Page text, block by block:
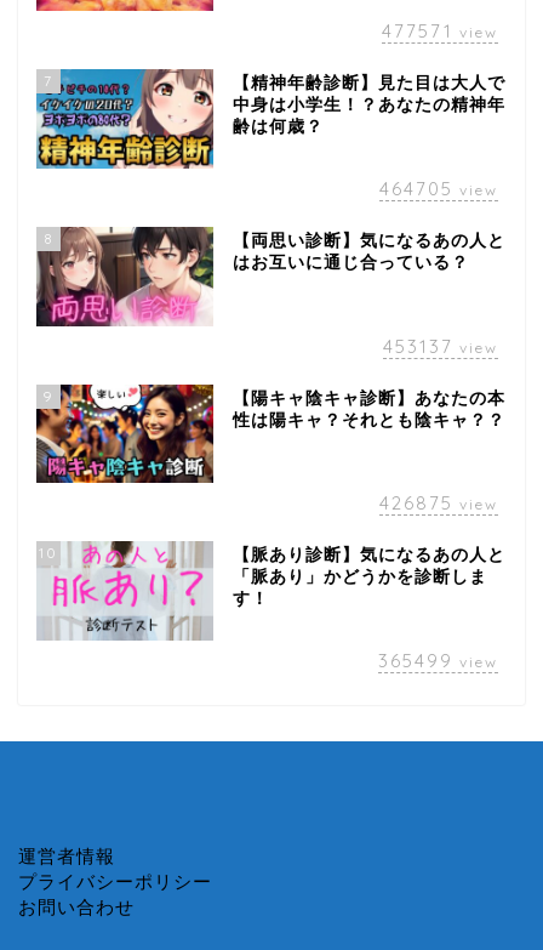
477571 view
7
【精神年齢診断】見た目は大人で
中身は小学生！？あなたの精神年
齢は何歳？
464705 view
8
【両思い診断】気になるあの人と
はお互いに通じ合っている？
453137 view
9
【陽キャ陰キャ診断】あなたの本
性は陽キャ？それとも陰キャ？？
426875 view
10
【脈あり診断】気になるあの人と
「脈あり」かどうかを診断しま
す！
365499 view
運営者情報
プライバシーポリシー
お問い合わせ